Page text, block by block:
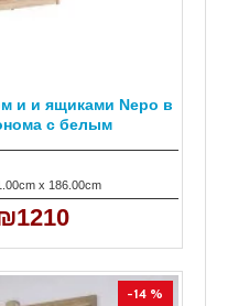
x 186.00cm
и и ящиками Nepo в
с белым
-14 %